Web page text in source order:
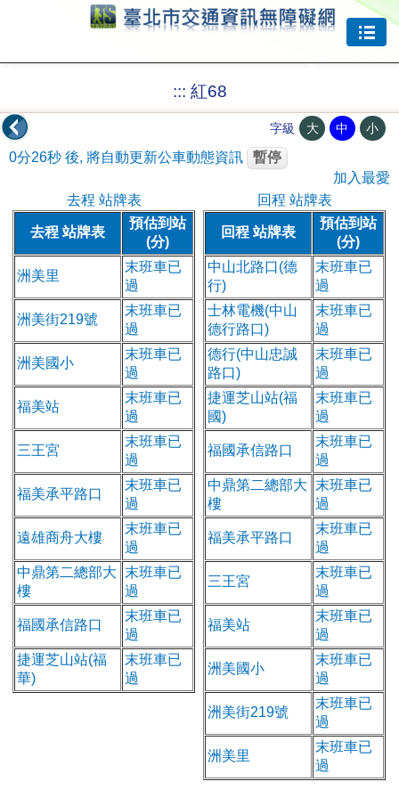
::: 紅68
字級 大 中 小
0分26秒 後, 將自動更新公車動態資訊
暫停
加入最愛
去程 站牌表
去程 站牌表
預估到站
(分)
洲美里
末班車已
過
洲美街219號
末班車已
過
洲美國小
末班車已
過
福美站
末班車已
過
三王宮
末班車已
過
福美承平路口
末班車已
過
遠雄商舟大樓
末班車已
過
中鼎第二總部大
樓
末班車已
過
福國承信路口
末班車已
過
捷運芝山站(福
華)
末班車已
過
回程 站牌表
回程 站牌表
預估到站
(分)
中山北路口(德
行)
末班車已
過
士林電機(中山
德行路口)
末班車已
過
德行(中山忠誠
路口)
末班車已
過
捷運芝山站(福
國)
末班車已
過
福國承信路口
末班車已
過
中鼎第二總部大
樓
末班車已
過
福美承平路口
末班車已
過
三王宮
末班車已
過
福美站
末班車已
過
洲美國小
末班車已
過
洲美街219號
末班車已
過
洲美里
末班車已
過